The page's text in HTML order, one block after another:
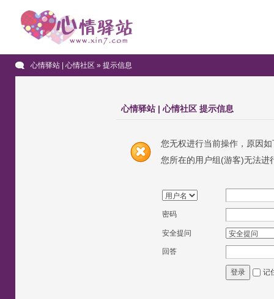
心情驿站 | 心情社区 » 提示信息
心情驿站 | 心情社区 提示信息
您无权进行当前操作，原因如
您所在的用户组(游客)无法进
密码
安全提问
回答
登录 记